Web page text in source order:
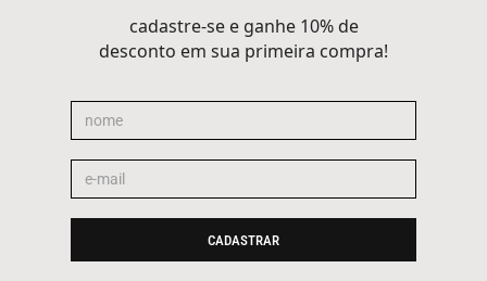
cadastre-se e ganhe 10% de
desconto em sua primeira compra!
CADASTRAR